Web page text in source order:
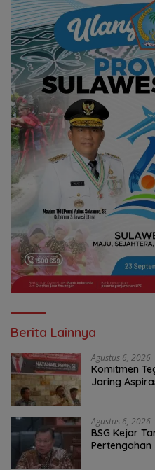
Berita Lainnya
Agustus 6, 2026
Komitmen
Jaring
Agustus 6, 2026
BSG Kejar
Pertengahan